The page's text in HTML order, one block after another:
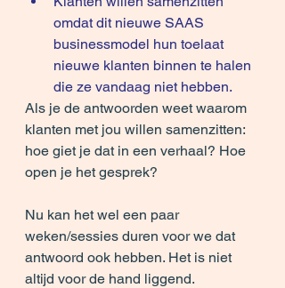
omdat dit nieuwe SAAS
businessmodel hun toelaat
nieuwe klanten binnen te halen
die ze vandaag niet hebben.
Als je de antwoorden weet waarom
klanten met jou willen samenzitten:
hoe giet je dat in een verhaal? Hoe
open je het gesprek?
Nu kan het wel een paar
weken/sessies duren voor we dat
antwoord ook hebben. Het is niet
altijd voor de hand liggend.